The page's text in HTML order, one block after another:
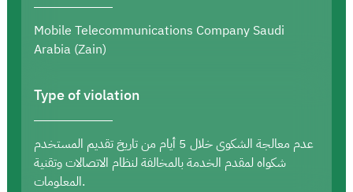
Mobile Telecommunications Company Saudi
Arabia (Zain)
Type of violation
عدم معالجة الشكوى خلال 5 أيام من تاريخ تقديم المستخدم
شكواه لمقدم الخدمة بالمخالفة لنظام الاتصالات وتقنية
المعلومات.